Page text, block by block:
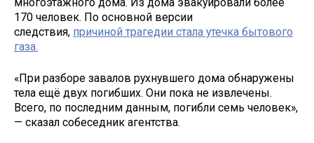
170 человек. По основной версии
следствия, причиной трагедии стала утечка бытового
газа.
«При разборе завалов рухнувшего дома обнаружены
тела ещё двух погибших. Они пока не извлечены.
Всего, по последним данным, погибли семь человек»,
— сказал собеседник агентства.